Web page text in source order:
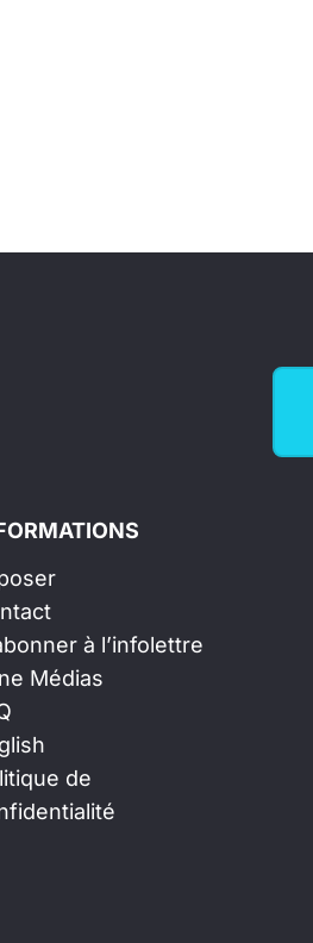
à l’infolettre
Médias
de